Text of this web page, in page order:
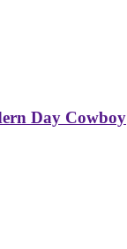
Day Cowboy